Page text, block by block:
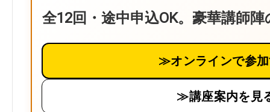
全12回・途中申込OK。豪華講師
≫オンラインで参
≫講座案内を見